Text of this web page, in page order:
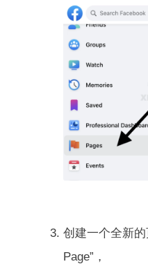
创建一个全新
Page”，